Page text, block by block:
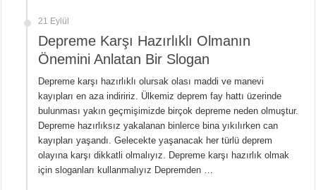
21 Eylül
Depreme Karşı Hazırlıklı Olmanın
Önemini Anlatan Bir Slogan
Depreme karşı hazırlıklı olursak olası maddi ve manevi
kayıpları en aza indiririz. Ülkemiz deprem fay hattı üzerinde
bulunması yakın geçmişimizde birçok depreme neden olmuştur.
Depreme hazırlıksız yakalanan binlerce bina yıkılırken can
kayıpları yaşandı. Gelecekte yaşanacak her türlü deprem
olayına karşı dikkatli olmalıyız. Depreme karşı hazırlık olmak
için sloganları kullanmalıyız Depremden …